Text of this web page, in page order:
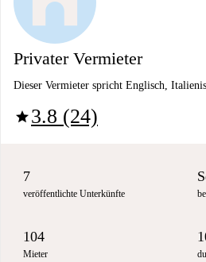
Privater Vermieter
Dieser Vermieter spricht Englisch,
star3.8 (24)
7
veröffentlichte Unterkünfte
104
Mieter